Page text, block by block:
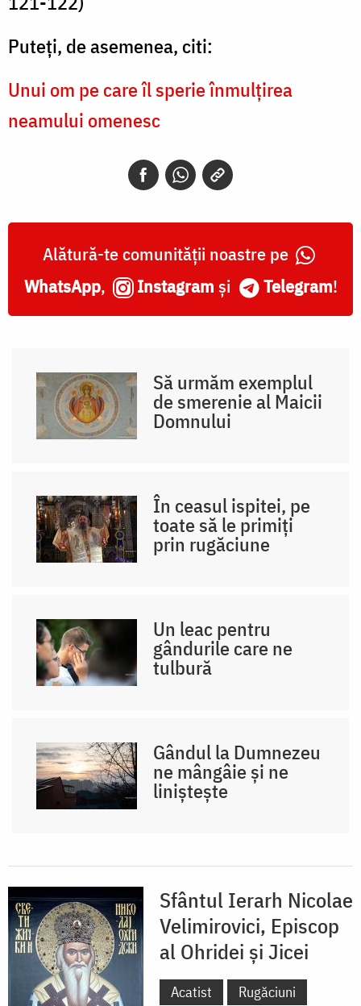
Puteți, de asemenea, citi:
Unui om pe care îl sperie înmulțirea
neamului omenesc
Alătură-te comunității noastre pe
WhatsApp, Instagram și Telegram!
Să urmăm exemplul
de smerenie al Maicii
Domnului
În ceasul ispitei, pe
toate să le primiți
prin rugăciune
Un leac pentru
gândurile care ne
tulbură
Gândul la Dumnezeu
ne mângâie și ne
liniștește
Sfântul Ierarh Nicolae
Velimirovici, Episcop
al Ohridei și Jicei
Acatist
Rugăciuni